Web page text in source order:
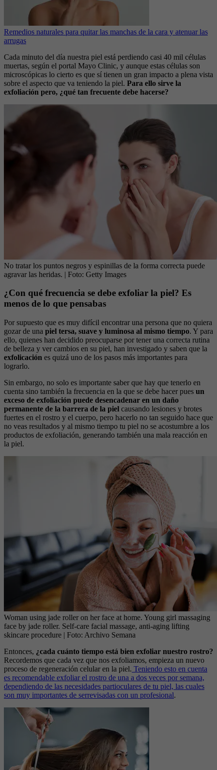
Remedios naturales para quitar las manchas de la cara y atenuar las
arrugas
Cada minuto del día nuestra piel está perdiendo casi 40 mil células
muertas, según el portal Mayo Clinic, y aunque estas células son
microscópicas lo cierto es que sí tienen un gran impacto a plena vista
sobre el aspecto que va teniendo la piel. Para ello sirve la
exfoliación pero, ¿qué tan frecuente debe hacerse?
No tratar los puntos negros y espinillas de la forma correcta puede
agravar las heridas. | Foto: Getty Images
¿Con qué frecuencia se debe exfoliar la piel? Es
menos de lo que pensabas
Por supuesto que es muy difícil encontrar una persona que no quiera
gozar de una piel tersa, suave y luminosa al mismo tiempo. Y para
ello, quienes han decidido preocuparse por tener una correcta rutina
de belleza y ver cambios en su piel, han investigado y saben que la
exfolicación es quizá uno de los pasos más importantes para
lograrlo.
Sin embargo, no solo es importante saber que hay que tenerlo en
cuenta sino también la frecuencia en la que se debe hacer pues un
exceso de exfoliación puede desencadenar en un daño
permanente de la barrera de la piel causando lesiones y brotes
fuertes en el rostro y el cuerpo, pero hacerlo no tan seguido hace que
no veas resultados y al mismo tiempo tu piel no se acostumbre a los
productos de exfoliación, generando también una mala reacción en
la piel.
Woman using jade roller on her face at home. Young girl massaging
face by jade roller. Self-care facial massage, anti-aging lifting
skincare procedure | Foto: Archivo Semana
Entonces, ¿cada cuánto tiempo está bien exfoliar nuestro rostro?
Recordemos que cada vez que nos exfoliamos, empieza un nuevo
proceso de regeneración celular en la piel. Teniendo esto en cuenta
es recomendable exfoliar el rostro de una a dos veces por semana,
dependiendo de las necesidades partioculares de tu piel, las cuales
son muy importantes de serrevisadas con un profesional.